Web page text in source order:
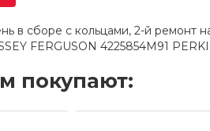
в сборе с кольцами, 2-й ремонт
FERGUSON 4225854M91
покупают: